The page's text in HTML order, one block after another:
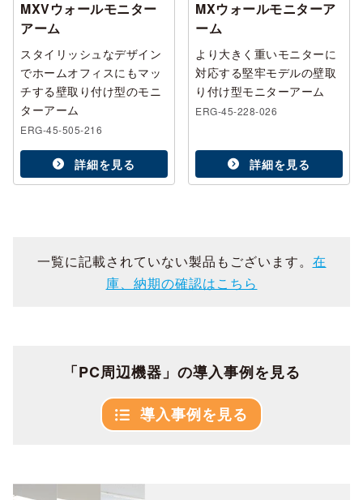
MXVウォールモニター
アーム
スタイリッシュなデザイン
でホームオフィスにもマッ
チする壁取り付け型のモニ
ターアーム
ERG-45-505-216
詳細を見る
MXウォールモニターア
ーム
より大きく重いモニターに
対応する堅牢モデルの壁取
り付け型モニターアーム
ERG-45-228-026
詳細を見る
一覧に記載されていない製品もございます。 在
庫、納期の確認はこちら
「PC周辺機器」の導入事例を見る
導入事例を見る